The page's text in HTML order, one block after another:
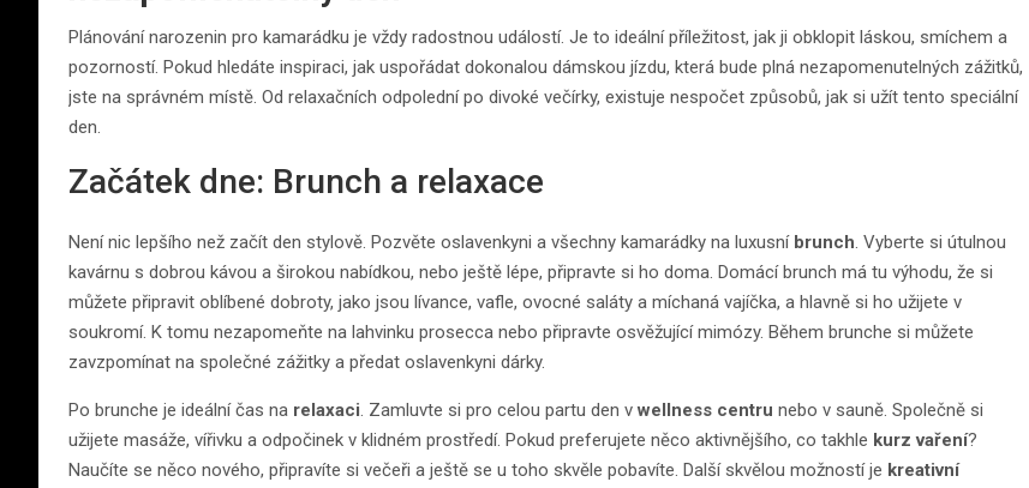
Plánování narozenin pro kamarádku je vždy radostnou událostí. Je to ideální příležitost, jak ji obklopit láskou, smíchem a
pozorností. Pokud hledáte inspiraci, jak uspořádat dokonalou dámskou jízdu, která bude plná nezapomenutelných zážitků,
jste na správném místě. Od relaxačních odpolední po divoké večírky, existuje nespočet způsobů, jak si užít tento speciální
den.
Začátek dne: Brunch a relaxace
Není nic lepšího než začít den stylově. Pozvěte oslavenkyni a všechny kamarádky na luxusní brunch. Vyberte si útulnou
kavárnu s dobrou kávou a širokou nabídkou, nebo ještě lépe, připravte si ho doma. Domácí brunch má tu výhodu, že si
můžete připravit oblíbené dobroty, jako jsou lívance, vafle, ovocné saláty a míchaná vajíčka, a hlavně si ho užijete v
soukromí. K tomu nezapomeňte na lahvinku prosecca nebo připravte osvěžující mimózy. Během brunche si můžete
zavzpomínat na společné zážitky a předat oslavenkyni dárky.
Po brunche je ideální čas na relaxaci. Zamluvte si pro celou partu den vwellness centru nebo v sauně. Společně si
užijete masáže, vířivku a odpočinek v klidném prostředí. Pokud preferujete něco aktivnějšího, co takhle kurz vaření?
Naučíte se něco nového, připravíte si večeři a ještě se u toho skvěle pobavíte. Další skvělou možností je kreativní